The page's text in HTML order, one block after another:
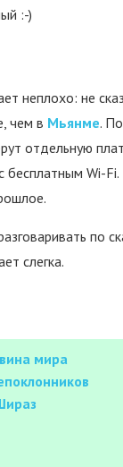
:-)
неплохо: не
чем в Мьянме.
отдельную
бесплатным Wi-
по
слегка.
мира